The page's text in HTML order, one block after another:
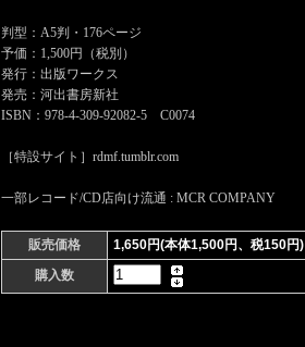
判型：A5判・176ページ
予価：1,500円（税別）
発行：出版ワークス
発売：河出書房新社
ISBN：978-4-309-92082-5 C0074
［特設サイト］rdmf.tumblr.com
一部レコード/CD店向け流通 : MCR COMPANY
販売価格
1,650円(本体1,500円、税150円)
購入数